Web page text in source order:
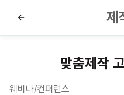
제
맞춤제작
웨비나/컨퍼런스